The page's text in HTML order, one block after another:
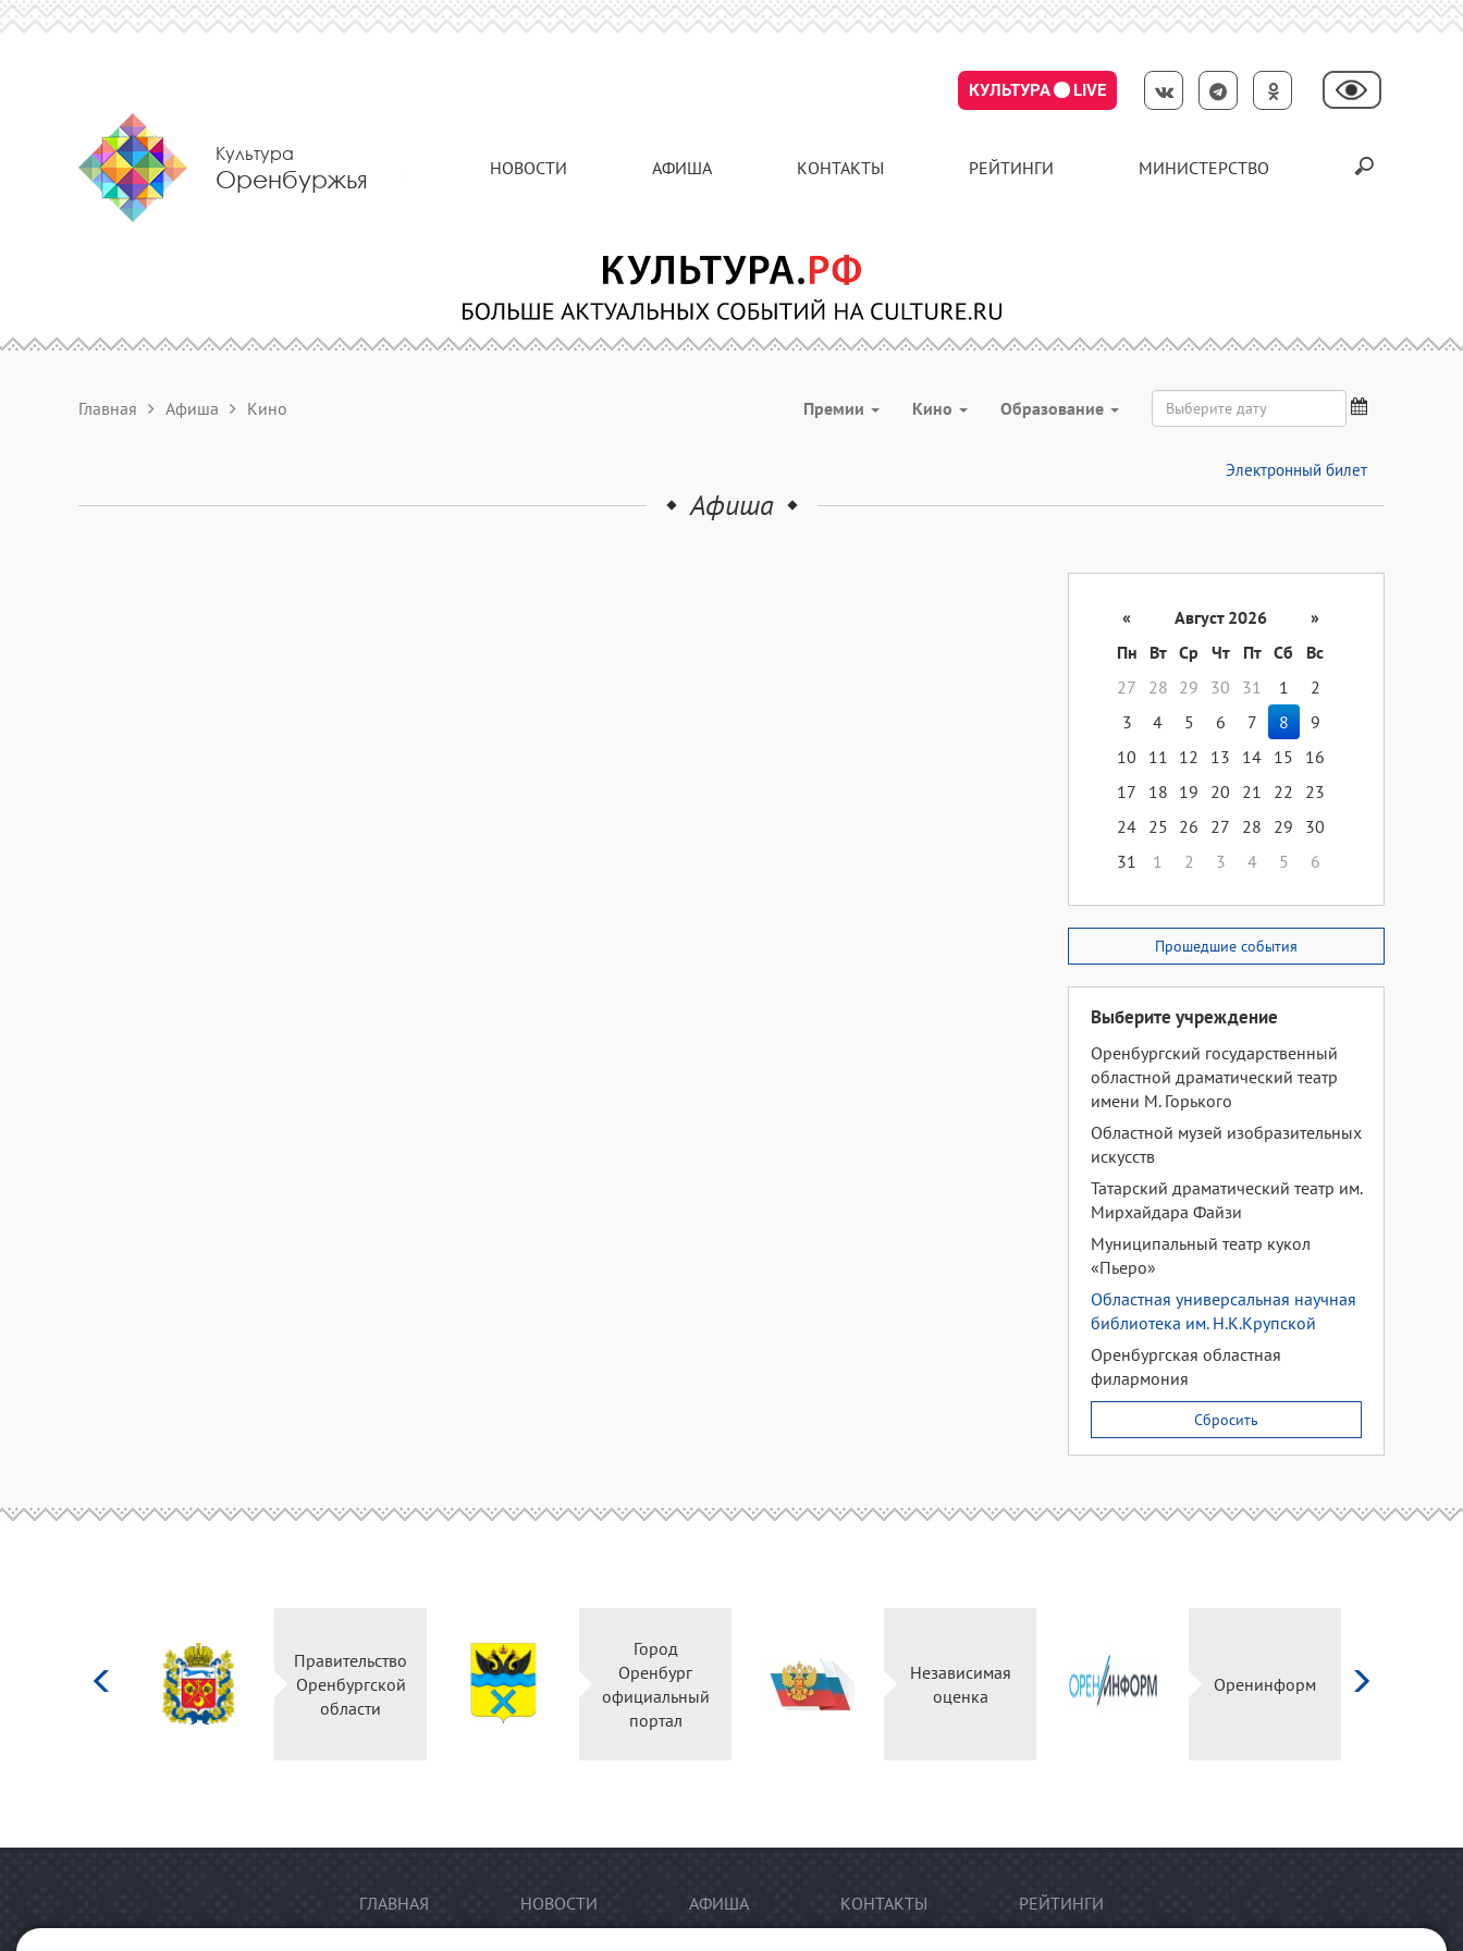
КУЛЬТУРА LIVE
Культура
Оренбуржья НОВОСТИ АФИША КОНТАКТЫ РЕЙТИНГИ МИНИСТЕРСТВО
Главная Афиша Кино Премии Кино Образование
Электронный билет
Афиша
« Август 2026
»
Пн
Вт Ср Чт Пт Сб
Вс
27
28 29 30 31 1
2
3
4 5 6 7 8
9
10
11 12 13 14 15
16
17
18 19 20 21 22
23
24 25 26 27 28 29
30
31
1 2 3 4 5 6
Прошедшие события
Выберите учреждение
Оренбургский государственный
областной драматический театр
имени М. Горького
Областной музей изобразительных
искусств
Татарский драматический театр им.
Мирхайдара Файзи
Муниципальный театр кукол
«Пьеро»
Областная универсальная научная
библиотека им. Н.К.Крупской
Оренбургская областная
филармония
Сбросить
Правительство
Оренбургской
области
Город
Оренбург
официальный
портал
Независимая
оценка
Оренинформ
ГЛАВНАЯ НОВОСТИ АФИША КОНТАКТЫ РЕЙТИНГИ